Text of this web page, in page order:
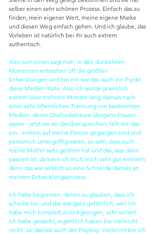
selber einen sehr schönen Prozess. Einfach das zu
finden, mein eigener Wert, meine eigene Marke
und diesen Weg einfach gehen. Und ich glaube, das
Vorleben ist natürlich bei ihr auch extrem
authentisch.
Also zum einen sagt man, in den dunkelsten
Momenten entstehen oft die größten
Entwicklungen und bei mir war das auch ein Punkt,
diese Medien-Kiste. Also ich wurde ja wirklich
extrem über mehrere Monate lang, damals nach
einer sehr öffentlichen Trennung von bestimmten
Medien, deren Chefredakteure übrigens Frauen
waren - jetzt wo wir darüber sprechen, fällt mir das
ein - extrem auf meine Person gegangen sind und
persönlich untergriffig waren, so sehr, dass auch
meine Mutter sehr gelitten hat und das, was dann
passiert ist, da kann ich mich noch sehr gut erinnern,
denn das war wirklich so eine Schneide damals an
meinem Entwicklungsprozess.
Ich habe begonnen, denen zu glauben, dass ich
scheiße bin und das war ganz gefährlich, weil ich
habe mich komplett zurückgezogen, sehr isoliert.
Ich habe gedacht, eigentlich haben Sie vielleicht
recht. Ja, damals auch der Playboy. Vielleicht bin ich